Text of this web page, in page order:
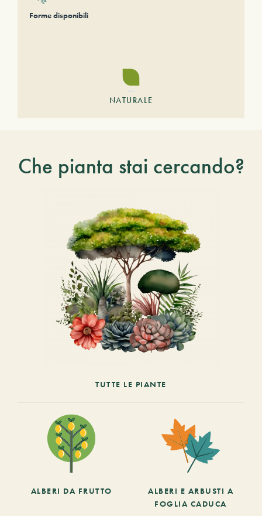
Forme disponibili
NATURALE
Che pianta stai cercando?
TUTTE LE PIANTE
ALBERI DA FRUTTO
ALBERI E ARBUSTI A
FOGLIA CADUCA